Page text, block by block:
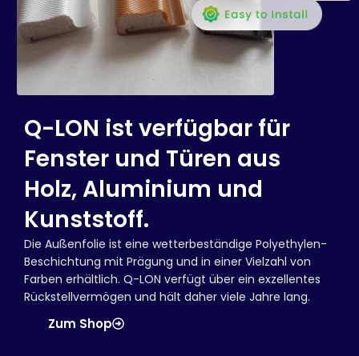
Q-LON ist verfügbar für
Fenster und Türen aus
Holz, Aluminium und
Kunststoff.
Die Außenfolie ist eine wetterbeständige Polyethylen-
Beschichtung mit Prägung und in einer Vielzahl von
Farben erhältlich. Q-LON verfügt über ein exzellentes
Rückstellvermögen und hält daher viele Jahre lang.
Zum Shop